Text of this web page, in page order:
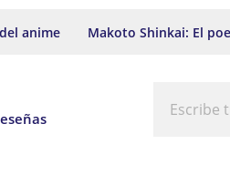
anime Makoto Shinkai: El